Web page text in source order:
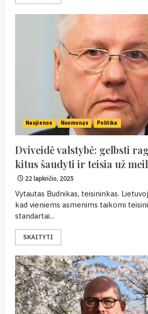
Naujienos Nuomonės Politika
Dviveidė valstybė: gelbsti
kitus šaudyti ir teisia už
22 lapkričio, 2025
Vytautas Budnikas, teisininkas.
kad vieniems asmenims taikomi
standartai...
SKAITYTI